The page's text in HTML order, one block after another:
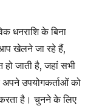
धनराशि के बिना
खेलने जा रहे हैं,
जाती है, जहां सभी
उपयोगकर्ताओं को
करता है। चुनने के लिए